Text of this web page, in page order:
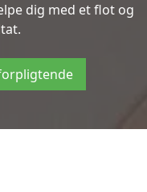
dig med et flot og